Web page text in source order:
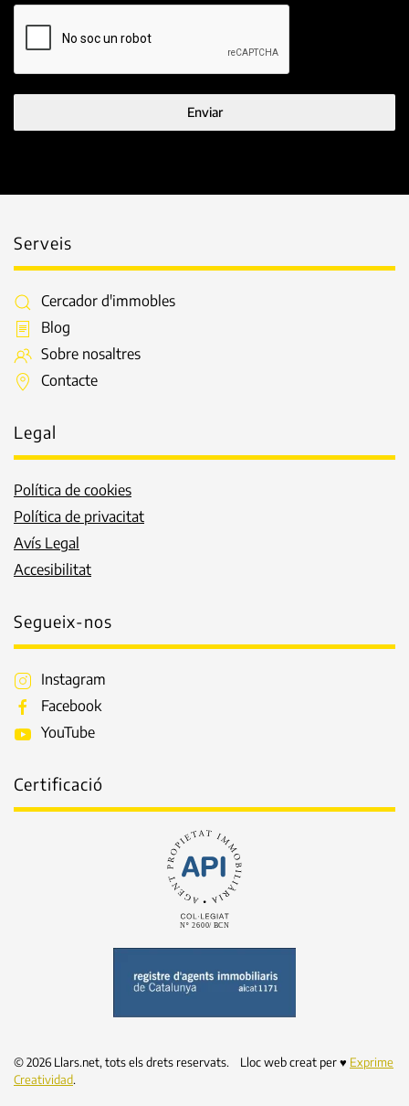
Enviar
Serveis
Cercador d'immobles
Blog
Sobre nosaltres
Contacte
Legal
Política de cookies
Política de privacitat
Avís Legal
Accesibilitat
Segueix-nos
Instagram
Facebook
YouTube
Certificació
©2026 Llars.net, tots els drets reservats. Lloc web creat per ♥ Exprime
Creatividad.